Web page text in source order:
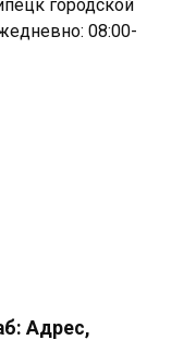
городской
08:00-
Адрес,